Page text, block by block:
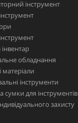
інструмент
обладнання
матеріали
інструменти
сумки для інструментів
захисту